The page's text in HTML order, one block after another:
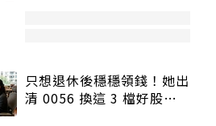
只想退休後穩穩領錢！她出
清 0056 換這 3 檔好股：